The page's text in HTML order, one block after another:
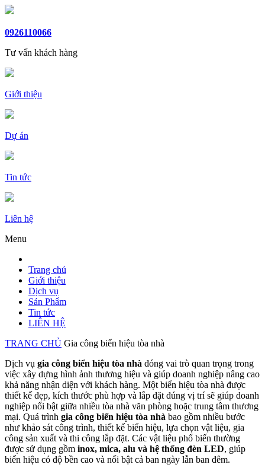
0926110066
Tư vấn khách hàng
Giới thiệu
Dự án
Tin tức
Liên hệ
Menu
Trang chủ
Giới thiệu
Dịch vụ
Sản Phẩm
Tin tức
LIÊN HỆ
TRANG CHỦ Gia công biển hiệu tòa nhà
Dịch vụ gia công biển hiệu tòa nhà đóng vai trò quan trọng trong
việc xây dựng hình ảnh thương hiệu và giúp doanh nghiệp nâng cao
khả năng nhận diện với khách hàng. Một biển hiệu tòa nhà được
thiết kế đẹp, kích thước phù hợp và lắp đặt đúng vị trí sẽ giúp doanh
nghiệp nổi bật giữa nhiều tòa nhà văn phòng hoặc trung tâm thương
mại. Quá trình gia công biển hiệu tòa nhà bao gồm nhiều bước
như khảo sát công trình, thiết kế biển hiệu, lựa chọn vật liệu, gia
công sản xuất và thi công lắp đặt. Các vật liệu phổ biến thường
được sử dụng gồm inox, mica, alu và hệ thống đèn LED, giúp
biển hiệu có độ bền cao và nổi bật cả ban ngày lẫn ban đêm.